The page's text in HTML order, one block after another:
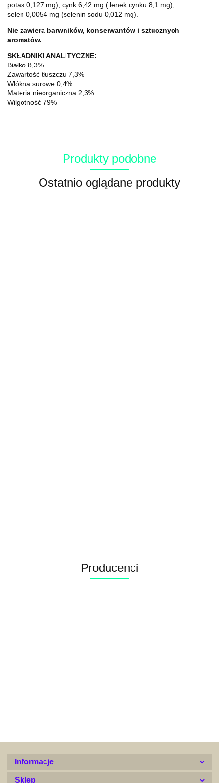
potas 0,127 mg), cynk 6,42 mg (tlenek cynku 8,1 mg),
selen 0,0054 mg (selenin sodu 0,012 mg).
Nie zawiera barwników, konserwantów i sztucznych
aromatów.
SKŁADNIKI ANALITYCZNE:
Białko 8,3%
Zawartość tłuszczu 7,3%
Włókna surowe 0,4%
Materia nieorganiczna 2,3%
Wilgotność 79%
Produkty podobne
Ostatnio oglądane produkty
Producenci
Informacje
Sklep